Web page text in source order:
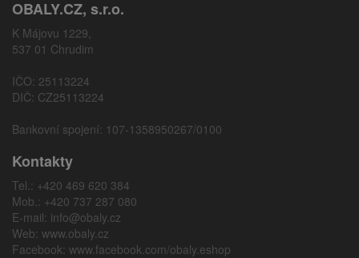
OBALY.CZ, s.r.o.
K Májovu 1229,
537 01 Chrudim
IČO: 25113224
DIČ: CZ25113224
Bankovní spojení: 107-1358950267/0100
Kontakty
Tel.: +420 469 620 384
Mob.: +420 737 287 080
E-mail: info@obaly.cz
Web: www.obaly.cz
Facebook: www.facebook.com/obaly.eshop